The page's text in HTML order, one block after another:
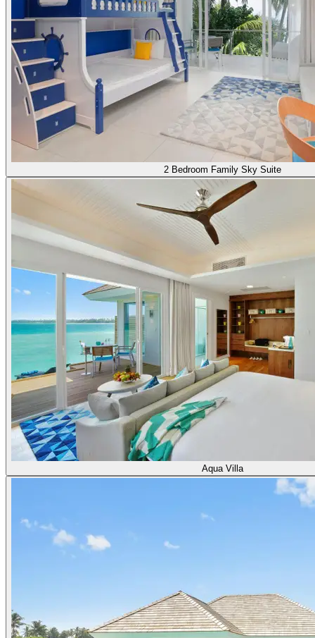
2 Bedroom Family Sky Suite
Aqua Villa